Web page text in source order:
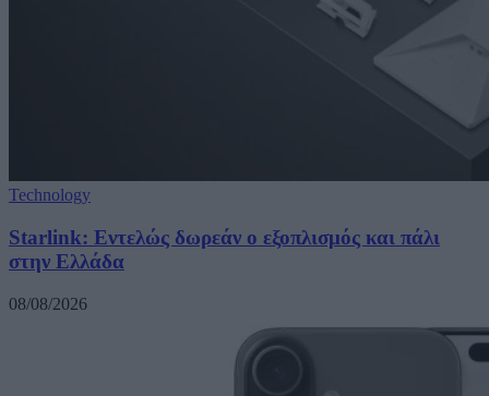
Technology
Starlink: Εντελώς δωρεάν ο εξοπλισμός και πάλι
στην Ελλάδα
08/08/2026